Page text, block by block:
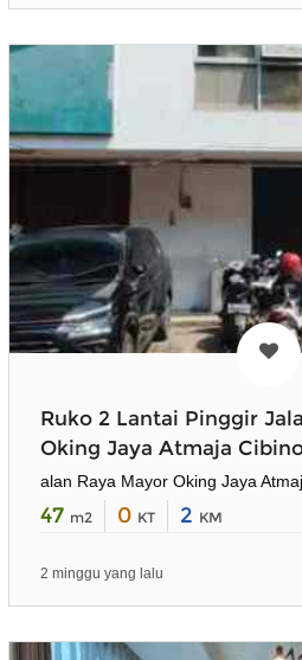
Ruko 2 Lantai Pinggir
Oking Jaya Atmaja
alan Raya Mayor Oking Jaya
47 m2 0 KT 2 KM
2 minggu yang lalu